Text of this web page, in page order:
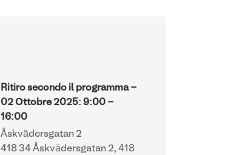
Ritiro secondo il programma -
02 Ottobre 2025: 9:00 -
16:00
Åskvädersgatan 2
418 34 Åskvädersgatan 2, 418